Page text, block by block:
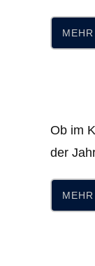
MEHR
Ob im
der
MEHR